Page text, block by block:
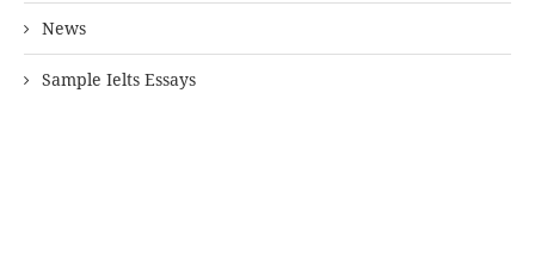
News
Sample Ielts Essays